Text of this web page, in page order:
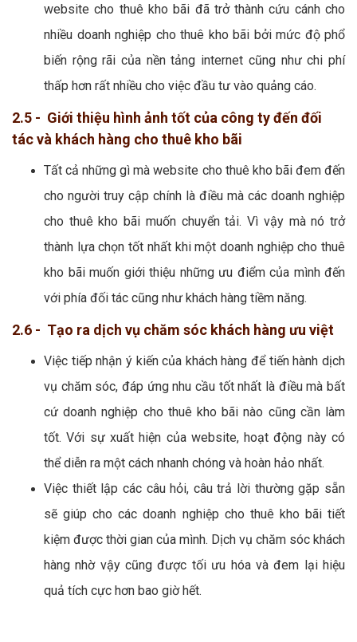
website cho thuê kho bãi đã trở thành cứu cánh cho
nhiều doanh nghiệp cho thuê kho bãi bởi mức độ phổ
biến rộng rãi của nền tảng internet cũng như chi phí
thấp hơn rất nhiều cho việc đầu tư vào quảng cáo.
2.5 - Giới thiệu hình ảnh tốt của công ty đến đối
tác và khách hàng cho thuê kho bãi
Tất cả những gì mà website cho thuê kho bãi đem đến
cho người truy cập chính là điều mà các doanh nghiệp
cho thuê kho bãi muốn chuyển tải. Vì vậy mà nó trở
thành lựa chọn tốt nhất khi một doanh nghiệp cho thuê
kho bãi muốn giới thiệu những ưu điểm của mình đến
với phía đối tác cũng như khách hàng tiềm năng.
2.6 - Tạo ra dịch vụ chăm sóc khách hàng ưu việt
Việc tiếp nhận ý kiến của khách hàng để tiến hành dịch
vụ chăm sóc, đáp ứng nhu cầu tốt nhất là điều mà bất
cứ doanh nghiệp cho thuê kho bãi nào cũng cần làm
tốt. Với sự xuất hiện của website, hoạt động này có
thể diễn ra một cách nhanh chóng và hoàn hảo nhất.
Việc thiết lập các câu hỏi, câu trả lời thường gặp sẵn
sẽ giúp cho các doanh nghiệp cho thuê kho bãi tiết
kiệm được thời gian của mình. Dịch vụ chăm sóc khách
hàng nhờ vậy cũng được tối ưu hóa và đem lại hiệu
quả tích cực hơn bao giờ hết.